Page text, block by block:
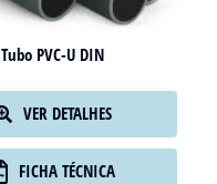
Tubo PVC-U DIN
VER DETALHES
FICHA TÉCNICA